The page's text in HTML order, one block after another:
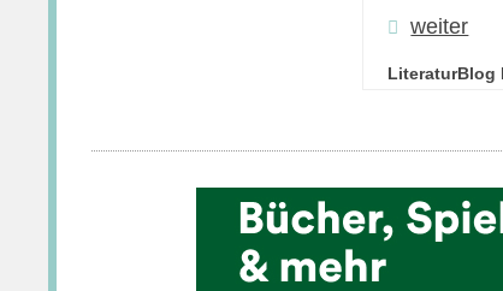
weiter
LiteraturBlog